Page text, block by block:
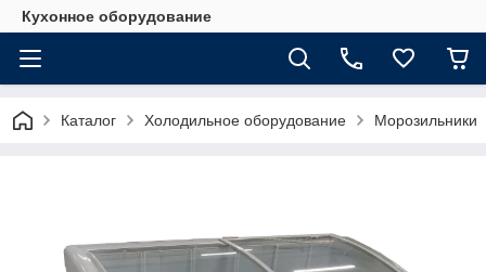
Кухонное оборудование
Каталог Холодильное оборудование Морозильники